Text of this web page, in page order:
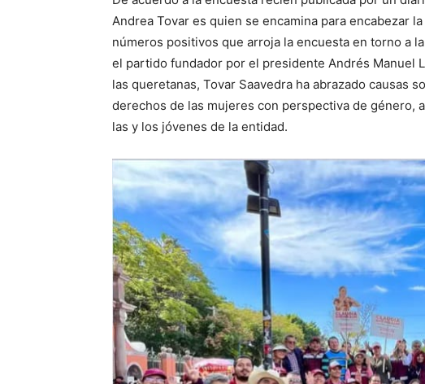
Andrea Tovar es quien se encamina para encabezar
números positivos que arroja la encuesta en torno a
el partido fundador por el presidente Andrés Manuel
las queretanas, Tovar Saavedra ha abrazado causas
derechos de las mujeres con perspectiva de género,
las y los jóvenes de la entidad.